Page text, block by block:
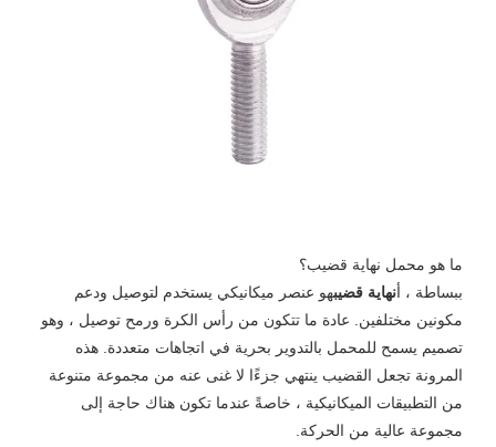
ما هو محمل نهاية قضيب؟
ببساطة ، أنهاية قضيبهو عنصر ميكانيكي يستخدم لتوصيل ودعم
مكونين مختلفين. عادة ما تتكون من رأس الكرة ورمح توصيل ، وهو
تصميم يسمح للمحمل بالتدوير بحرية في اتجاهات متعددة. هذه
المرونة تجعل القضيب ينتهي جزءًا لا غنى عنه من مجموعة متنوعة
من التطبيقات الميكانيكية ، خاصةً عندما تكون هناك حاجة إلى
مجموعة عالية من الحركة.